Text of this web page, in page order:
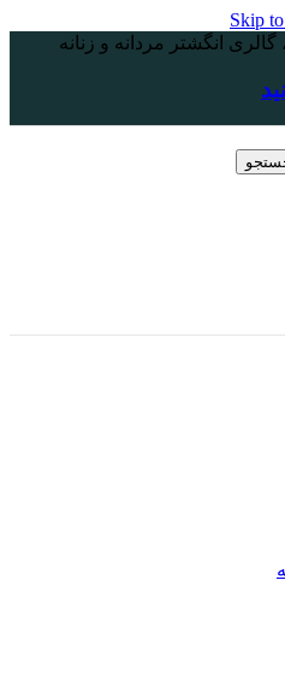
Skip
انگشتر مردانه و زنانه